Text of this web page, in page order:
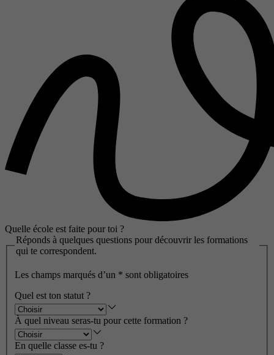
Quelle école est faite pour toi ?
Réponds à quelques questions pour découvrir les formations
qui te correspondent.
Les champs marqués d’un * sont obligatoires
Quel est ton statut ?
À quel niveau seras-tu pour cette formation ?
En quelle classe es-tu ?